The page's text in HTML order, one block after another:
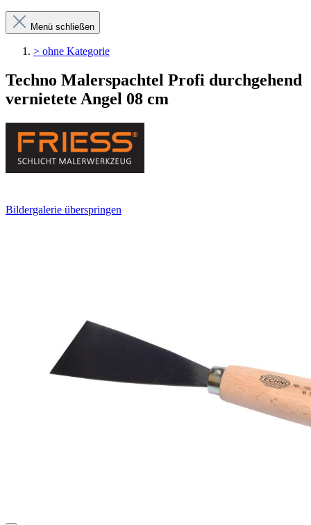
Menü schließen
> ohne Kategorie
Techno Malerspachtel Profi durchgehend
vernietete Angel 08 cm
Bildergalerie überspringen